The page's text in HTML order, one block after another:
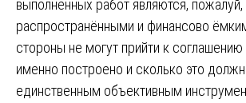
выполненных работ являются,
распространёнными и финансово
стороны не могут прийти к соглашению
именно построено и сколько это
единственным объективным